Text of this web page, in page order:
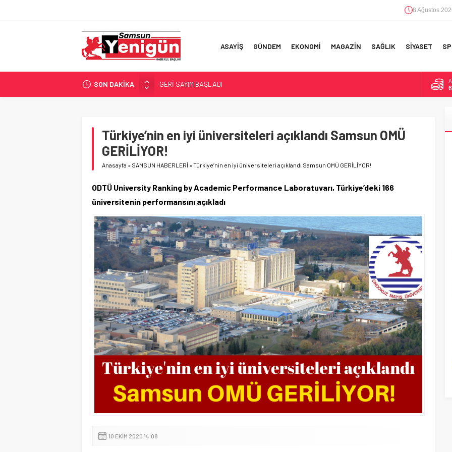
8 Ağustos
ASAYİŞ GÜNDEM EKONOMİ MAGAZİN SAĞLIK SİYASET
SON DAKİKA
GERİ SAYIM BAŞLADI
SAMSUNSPOR’DA HEDEF 5’İNCİLİK!
İŞTE FINDIK FİYATI!
YÖNETİCİ SEÇERKEN YAPILAN EN BÜYÜK HATALAR
Türkiye’nin en iyi üniversiteleri açıklandı Samsun OMÜ
GERİLİYOR!
Anasayfa » SAMSUN HABERLERİ »Türkiye’nin en iyi üniversiteleri açıklandı Samsun OMÜ GERİLİYOR!
ODTÜ University Ranking by Academic Performance Laboratuvarı, Türkiye’deki 166
üniversitenin performansını açıkladı
10 EKIM 2020 14:08